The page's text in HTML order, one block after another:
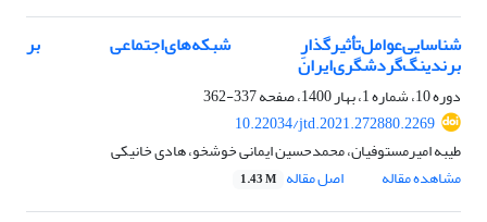
شناسایی‌عوامل‌تأثیر‌‌گذارِ‌‌ شبکه‌های‌اجتماعی بر‌‌
برندینگ‌گردشگری‌ایر‌ان
دوره 10، شماره 1، بهار 1400، صفحه
337-362
10.22034/jtd.2021.272880.2269
طیبه امیرمستوفیان، محمدحسین ایمانی خوشخو، هادی خانیکی
مشاهده مقاله
اصل مقاله 1.43 M